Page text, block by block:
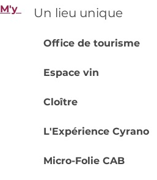
Un lieu unique
Office de tourisme
Espace vin
Cloître
L'Expérience Cyrano
Micro-Folie CAB
M'y rendre